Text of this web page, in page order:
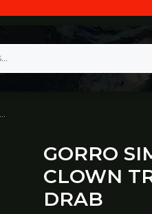
GORRO
CLOWN
DRAB